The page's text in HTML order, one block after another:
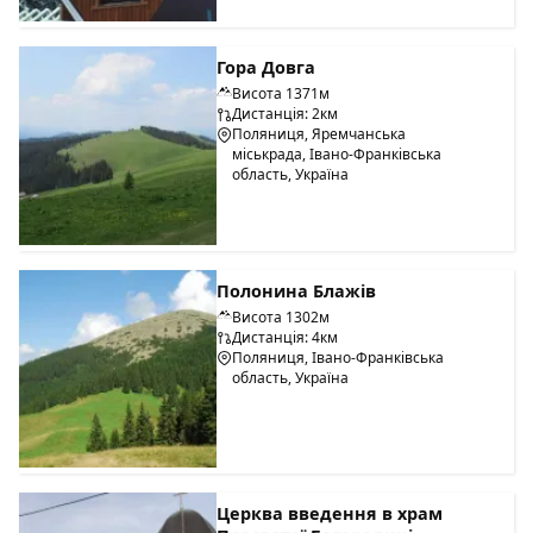
Інфраструктура
Курорт являє собою містечко, в якому розгорнуто спектр
умов для заняття спортом, бізнесу, відпочинку,
оздоровлення:
60 км підготовлених трас. 100 % обладнано сніговими
гарматами
63 гірськолижних трас усіх рівнів складності: легкі
(новачки-сині), середні (середній рівень-червоні),
Гора Довга
Висота 1371м
Дистанція: 2км
Поляниця, Яремчанська
міськрада, Івано-Франківська
область, Україна
Полонина Блажів
Висота 1302м
Дистанція: 4км
Поляниця, Івано-Франківська
область, Україна
Церква введення в храм